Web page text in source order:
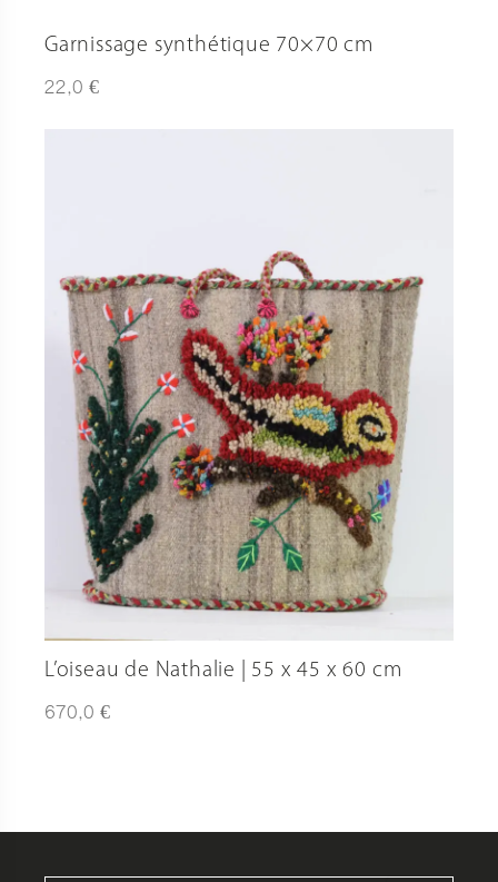
Garnissage synthétique 70×70 cm
22,0 €
L’oiseau de Nathalie | 55 x 45 x 60 cm
670,0 €